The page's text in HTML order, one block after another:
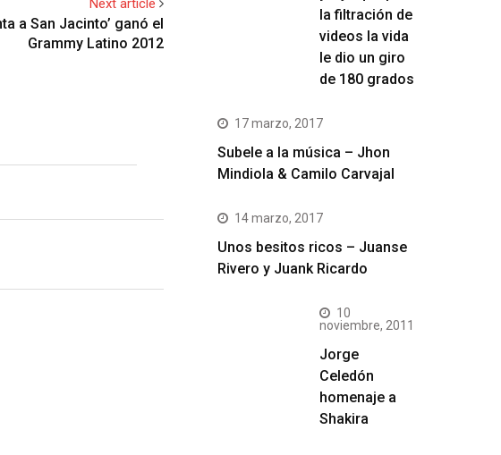
Next article
a San Jacinto’ ganó el
Grammy Latino 2012
la filtración de
videos la vida
le dio un giro
de 180 grados
17 marzo, 2017
Subele a la música – Jhon
Mindiola & Camilo Carvajal
14 marzo, 2017
Unos besitos ricos – Juanse
Rivero y Juank Ricardo
10
noviembre, 2011
Jorge
Celedón
homenaje a
Shakira